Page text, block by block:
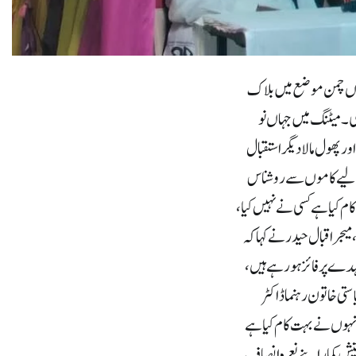
چمن موضع میں بلاک
میں جہاں نو
مالا دیگر استقبال
لیے کاموں سے روشناس
کیا ہے کسی نے نہیں کیا،
اقبال حیدر نے کہا کہ
پر فائز ہو رہے ہیں،
خاتون رہنما ڈاکٹر
نے بہت کام کیا ہے